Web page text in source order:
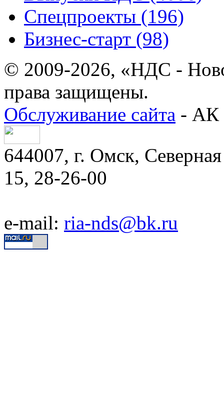
Спецпроекты (196)
Бизнес-старт (98)
© 2009-2026, «НДС -
права защищены.
Обслуживание сайта - АК
644007, г. Омск,
15, 28-26-00
e-mail: ria-nds@bk.ru